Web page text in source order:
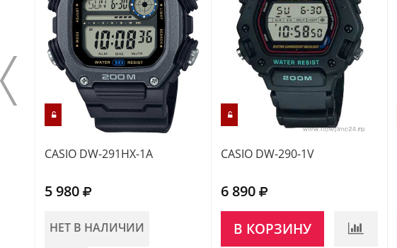
CASIO DW-291HX-1A
5 980
НЕТ В НАЛИЧИИ
CASIO DW-290-1V
6 890
В КОРЗИНУ